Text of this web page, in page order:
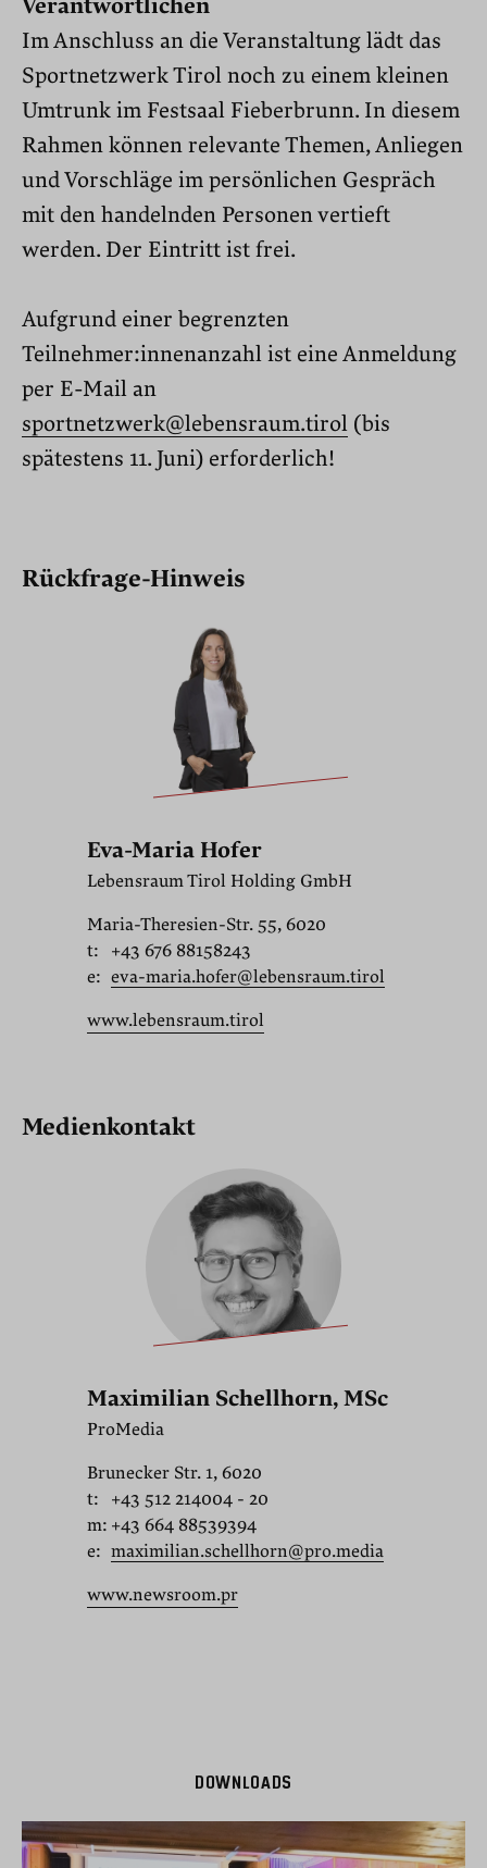
Verantwortlichen
Im Anschluss an die Veranstaltung lädt das
Sportnetzwerk Tirol noch zu einem kleinen
Umtrunk im Festsaal Fieberbrunn. In diesem
Rahmen können relevante Themen, Anliegen
und Vorschläge im persönlichen Gespräch
mit den handelnden Personen vertieft
werden. Der Eintritt ist frei.
Aufgrund einer begrenzten
Teilnehmer:innenanzahl ist eine Anmeldung
per E-Mail an
sportnetzwerk@lebensraum.tirol (bis
spätestens 11. Juni) erforderlich!
Rückfrage-Hinweis
Eva-Maria Hofer
Lebensraum Tirol Holding GmbH
Maria-Theresien-Str. 55, 6020
t:
+43 676 88158243
e: eva-maria.hofer@lebensraum.tirol
www.lebensraum.tirol
Medienkontakt
Maximilian Schellhorn, MSc
ProMedia
Brunecker Str. 1, 6020
t:
+43 512 214004 - 20
m: +43 664 88539394
e: maximilian.schellhorn@pro.media
www.newsroom.pr
DOWNLOADS